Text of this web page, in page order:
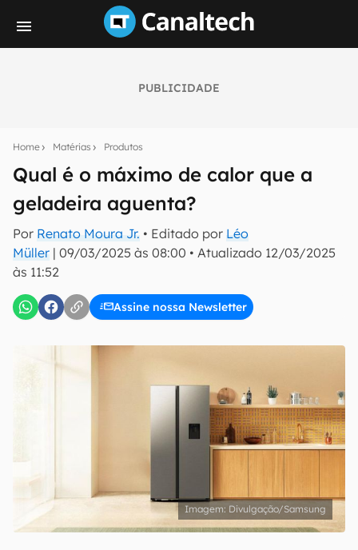
PUBLICIDADE
Home Matérias Produtos
Qual é o máximo de calor que a
geladeira aguenta?
Por Renato Moura Jr. • Editado por Léo
Müller | 09/03/2025 às 08:00 • Atualizado 12/03/2025
às 11:52
Assine nossa Newsletter
notícias e reviews sobre tecnologia em primeira
mão.
E-mail
Confirmo que li, aceito e concordo com os
Divulgação/Samsung